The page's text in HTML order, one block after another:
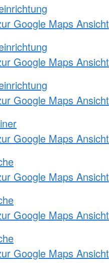
Google Maps Ansicht
Google Maps Ansicht
Google Maps Ansicht
Google Maps Ansicht
Google Maps Ansicht
Google Maps Ansicht
Google Maps Ansicht